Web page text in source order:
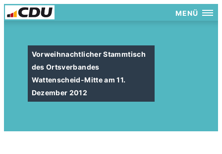
MENÜ
Vorweihnachtlicher Stammtisch
des Ortsverbandes
Wattenscheid-Mitte am 11.
Dezember 2012